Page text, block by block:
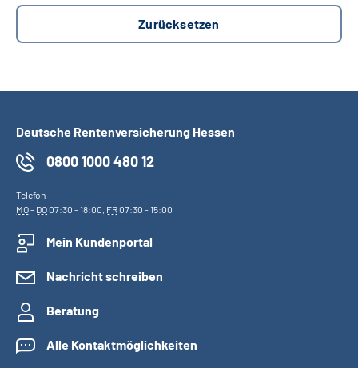
Deutsche Rentenversicherung Hessen
0800 1000 480 12
Telefon
MO- DO07:30 - 18:00, FR07:30 - 15:00
Mein Kundenportal
Nachricht schreiben
Beratung
Alle Kontaktmöglichkeiten